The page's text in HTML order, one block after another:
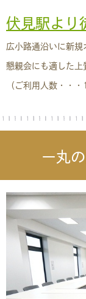
伏見駅より
広小路通沿いに新規
懇親会にも適した上
（ご利用人数・・
ー丸